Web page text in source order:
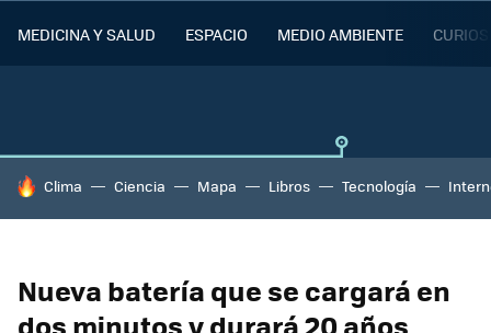
MEDICINA Y SALUD ESPACIO MEDIO AMBIENTE
HOY SE HABLA DE
Clima Ciencia Mapa Libros Tecnología
Nueva batería que se cargará en
dos minutos y durará 20 años